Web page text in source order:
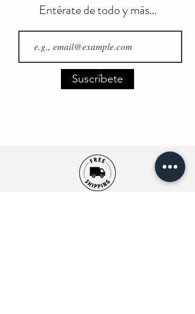
Entérate de todo y más...
Suscríbete